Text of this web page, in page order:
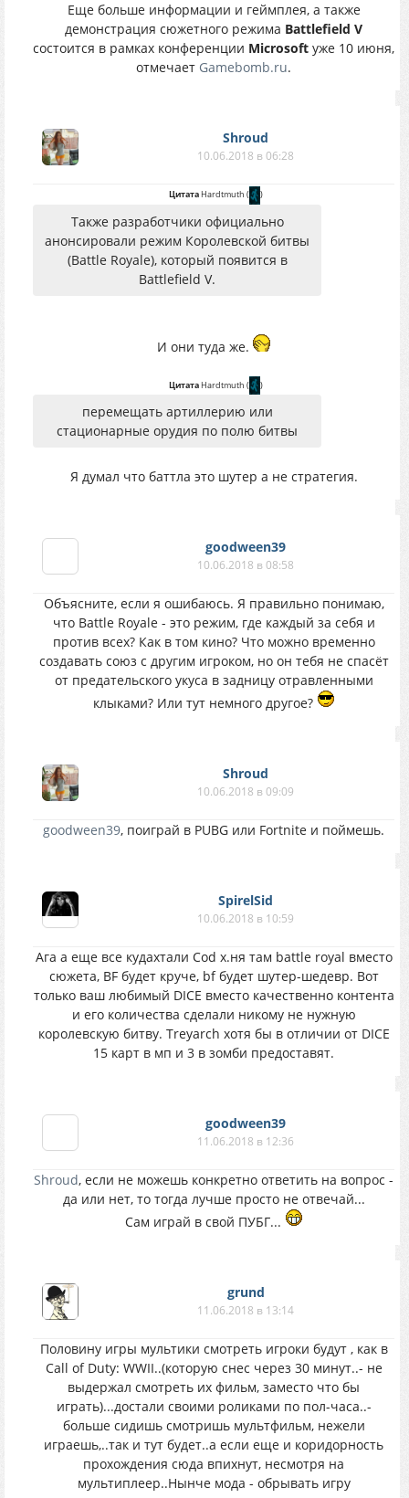
Еще больше информации и геймплея, а также
демонстрация сюжетного режима Battlefield V
состоится в рамках конференции Microsoft уже 10 июня,
отмечает Gamebomb.ru.
Shroud
10.06.2018 в 06:28
ЦитатаHardtmuth ( )
Также разработчики официально
анонсировали режим Королевской битвы
(Battle Royale), который появится в
Battlefield V.
И они туда же.
ЦитатаHardtmuth ( )
перемещать артиллерию или
стационарные орудия по полю битвы
Я думал что баттла это шутер а не стратегия.
goodween39
10.06.2018 в 08:58
Объясните, если я ошибаюсь. Я правильно понимаю,
что Battle Royale - это режим, где каждый за себя и
против всех? Как в том кино? Что можно временно
создавать союз с другим игроком, но он тебя не спасёт
от предательского укуса в задницу отравленными
клыками? Или тут немного другое?
Shroud
10.06.2018 в 09:09
goodween39, поиграй в PUBG или Fortnite и поймешь.
SpirelSid
10.06.2018 в 10:59
Ага а еще все кудахтали Cod х.ня там battle royal вместо
сюжета, BF будет круче, bf будет шутер-шедевр. Вот
только ваш любимый DICE вместо качественно контента
и его количества сделали никому не нужную
королевскую битву. Treyarch хотя бы в отличии от DICE
15 карт в мп и 3 в зомби предоставят.
goodween39
11.06.2018 в 12:36
Shroud, если не можешь конкретно ответить на вопрос -
да или нет, то тогда лучше просто не отвечай...
Сам играй в свой ПУБГ...
grund
11.06.2018 в 13:14
Половину игры мультики смотреть игроки будут , как в
Call of Duty: WWII..(которую снес через 30 минут..- не
выдержал смотреть их фильм, заместо что бы
играть)...достали своими роликами по пол-часа..-
больше сидишь смотришь мультфильм, нежели
играешь,..так и тут будет..а если еще и коридорность
прохождения сюда впихнут, несмотря на
мультиплеер..Нынче мода - обрывать игру